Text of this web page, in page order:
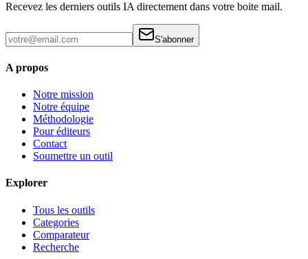
Recevez les derniers outils IA directement dans votre boite mail.
S'abonner
A propos
Notre mission
Notre équipe
Méthodologie
Pour éditeurs
Contact
Soumettre un outil
Explorer
Tous les outils
Categories
Comparateur
Recherche